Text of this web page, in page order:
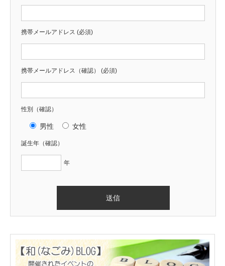
携帯メールアドレス (必須)
携帯メールアドレス（確認） (必須)
性別（確認）
男性 女性
誕生年（確認）
年